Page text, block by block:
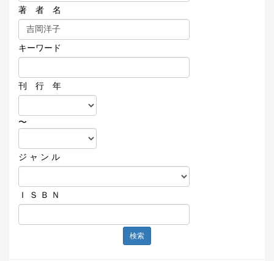
著 者 名
キーワード
刊 行 年
〜
ジ ャ ン ル
Ｉ Ｓ Ｂ Ｎ
検索